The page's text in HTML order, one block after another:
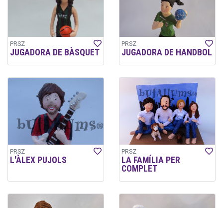
PRSZ
JUGADORA DE BÀSQUET
PRSZ
JUGADORA DE HANDBOL
PRSZ
L'ÀLEX PUJOLS
PRSZ
LA FAMÍLIA PER
COMPLET